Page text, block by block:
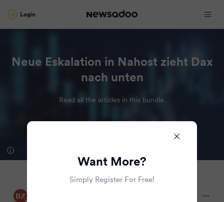
Login
Neue Eskalation in Nahost zieht Dax
nach unten
Read all the articles in this bundle.
Want More?
Simply Register For Free!